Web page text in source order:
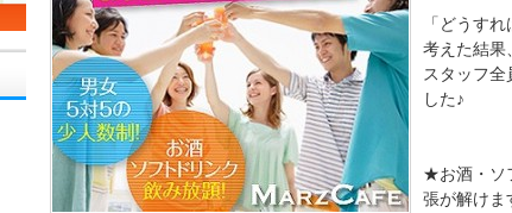
「どうす
考えた結果、
スタッフ全
した♪
★お酒・ソ
張が解けま